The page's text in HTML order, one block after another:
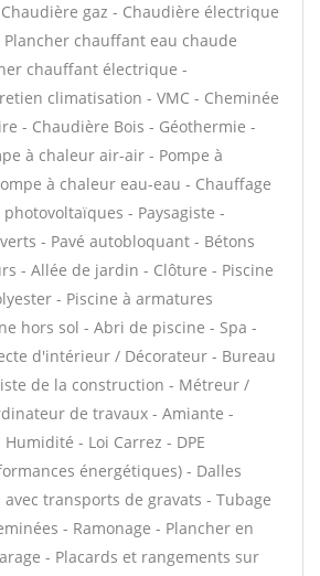
gaz - Chaudière électrique
chauffant eau chaude
chauffant électrique -
climatisation - VMC - Cheminée
- Chaudière Bois - Géothermie -
à chaleur air-air - Pompe à
à chaleur eau-eau - Chauffage
- Paysagiste -
- Pavé autobloquant - Bétons
- Allée de jardin - Clôture - Piscine
- Piscine à armatures
hors sol - Abri de piscine - Spa -
d'intérieur / Décorateur - Bureau
de la construction - Métreur /
de travaux - Amiante -
- Loi Carrez - DPE
énergétiques) - Dalles
transports de gravats - Tubage
- Ramonage - Plancher en
- Placards et rangements sur